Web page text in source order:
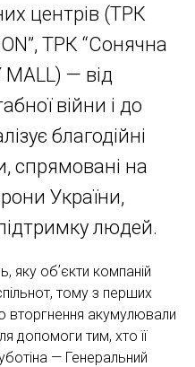
центрів (ТРК
ТРК “Сонячна
MALL) — від
війни і до
благодійні
спрямовані на
України,
людей.
яку обʼєкти компаній
тому з перших
акумулювали
допомоги тим, хто її
— Генеральний